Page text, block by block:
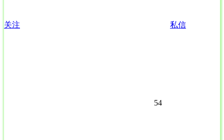
关注 私信
54